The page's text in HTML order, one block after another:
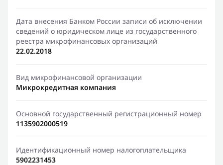
Дата внесения Банком России записи об исключении
сведений о юридическом лице из государственного
реестра микрофинансовых организаций
22.02.2018
Вид микрофинансовой организации
Микрокредитная компания
Основной государственный регистрационный номер
1135902000519
Идентификационный номер налогоплательщика
5902231453